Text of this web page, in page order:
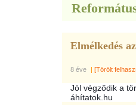
Elmélkedés
8 éve | [Törölt
Jól végződik a
áhítatok.hu